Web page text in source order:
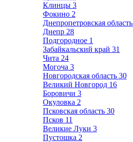
Клинцы 3
Фокино 2
Днепропетровская область
Днепр 28
Подгородное 1
Забайкальский край 31
Чита 24
Могоча 3
Новгородская область 30
Великий Новгород 16
Боровичи 3
Окуловка 2
Псковская область 30
Псков 11
Великие Луки 3
Пустошка 2